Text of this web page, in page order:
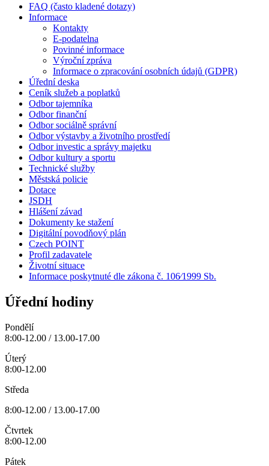
FAQ (často kladené dotazy)
Informace
Kontakty
E-podatelna
Povinné informace
Výroční zpráva
Informace o zpracování osobních údajů (GDPR)
Úřední deska
Ceník služeb a poplatků
Odbor tajemníka
Odbor finanční
Odbor sociálně správní
Odbor výstavby a životního prostředí
Odbor investic a správy majetku
Odbor kultury a sportu
Technické služby
Městská policie
Dotace
JSDH
Hlášení závad
Dokumenty ke stažení
Digitální povodňový plán
Czech POINT
Profil zadavatele
Životní situace
Informace poskytnuté dle zákona č. 106⁄1999 Sb.
Úřední hodiny
Pondělí
8:00-12.00 / 13.00-17.00
Úterý
8:00-12.00
Středa
8:00-12.00 / 13.00-17.00
Čtvrtek
8:00-12.00
Pátek